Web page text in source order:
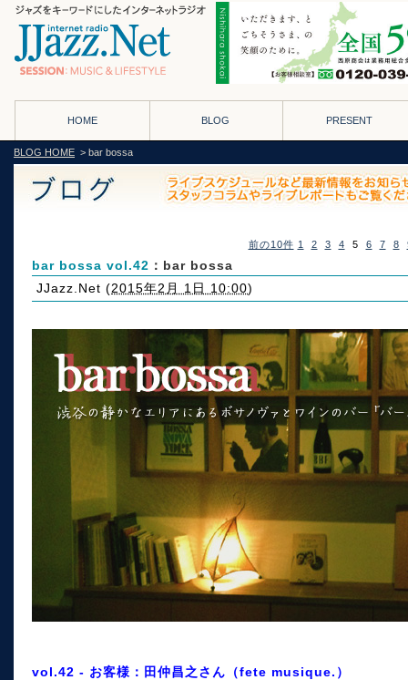
HOME BLOG PRESENT
BLOG HOME > bar bossa
前の10件 1 2 3 4 5 6 7 8
bar bossa vol.42 ：bar bossa
JJazz.Net (2015年2月 1日 10:00)
vol.42 - お客様：田仲昌之さん（fete musique.）